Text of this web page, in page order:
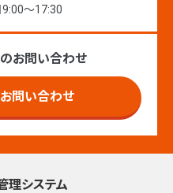
9:00〜17:30
お問い合わせ
問い合わせ
理システム